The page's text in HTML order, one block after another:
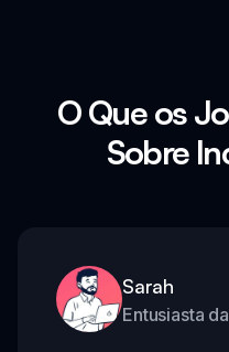
O Que os
Sobre
Sarah
Entusiasta